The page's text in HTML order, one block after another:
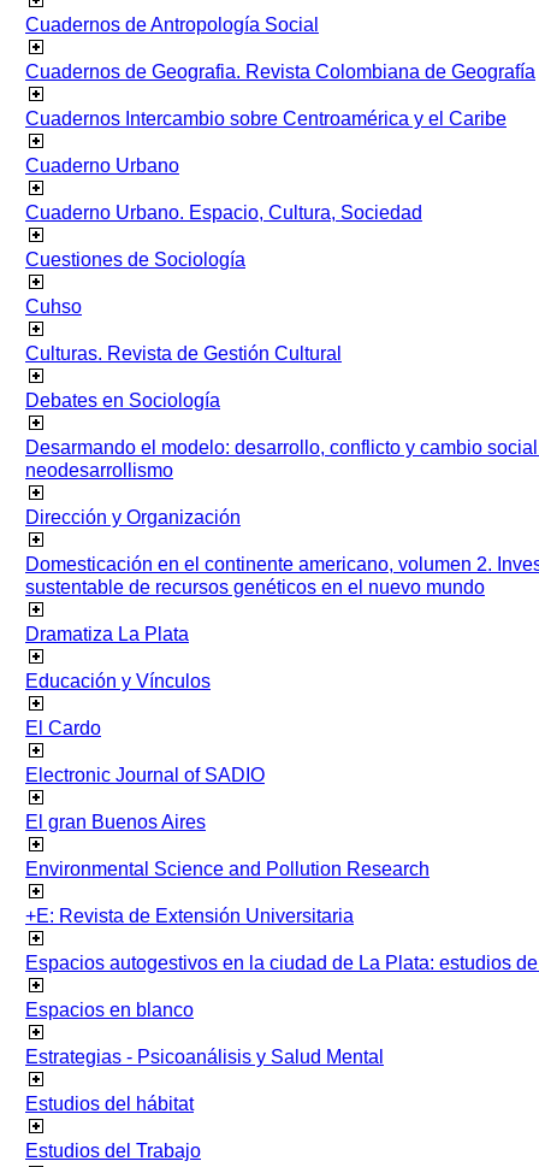
Cuadernos de Antropología Social
Cuadernos de Geografia. Revista Colombiana de Geografía
Cuadernos Intercambio sobre Centroamérica y el Caribe
Cuaderno Urbano
Cuaderno Urbano. Espacio, Cultura, Sociedad
Cuestiones de Sociología
Cuhso
Culturas. Revista de Gestión Cultural
Debates en Sociología
Desarmando el modelo: desarrollo, conflicto y cambio
neodesarrollismo
Dirección y Organización
Domesticación en el continente americano, volumen 2.
sustentable de recursos genéticos en el nuevo mundo
Dramatiza La Plata
Educación y Vínculos
El Cardo
Electronic Journal of SADIO
El gran Buenos Aires
Environmental Science and Pollution Research
+E: Revista de Extensión Universitaria
Espacios autogestivos en la ciudad de La Plata: estudios
Espacios en blanco
Estrategias - Psicoanálisis y Salud Mental
Estudios del hábitat
Estudios del Trabajo